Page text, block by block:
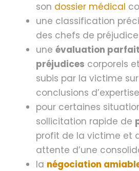
son dossier médical
une classification
des chefs de
une évaluation
préjudices corporels
subis par la victime
conclusions
pour certaines
sollicitation rapide de
profit de la victime et
attente d’une
la négociation